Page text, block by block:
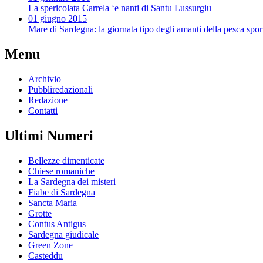
La spericolata Carrela ‘e nanti di Santu Lussurgiu
01 giugno 2015
Mare di Sardegna: la giornata tipo degli amanti della pesca
Menu
Archivio
Pubbliredazionali
Redazione
Contatti
Ultimi Numeri
Bellezze dimenticate
Chiese romaniche
La Sardegna dei misteri
Fiabe di Sardegna
Sancta Maria
Grotte
Contus Antigus
Sardegna giudicale
Green Zone
Casteddu